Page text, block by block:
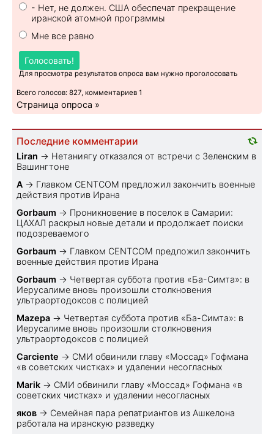
- Нет, не должен. США обеспечат прекращение
иранской атомной программы
Мне все равно
Голосовать!
Для просмотра результатов опроса вам нужно проголосовать
Всего голосов: 827, комментариев 1
Страница опроса »
Последние комментарии
Liran → Нетаниягу отказался от встречи с Зеленским в
Вашингтоне
A → Главком CENTCOM предложил закончить военные
действия против Ирана
Gorbaum → Проникновение в поселок в Самарии:
ЦАХАЛ раскрыл новые детали и продолжает поиски
подозреваемого
Gorbaum → Главком CENTCOM предложил закончить
военные действия против Ирана
Gorbaum → Четвертая суббота против «Ба-Симта»: в
Иерусалиме вновь произошли столкновения
ультраортодоксов с полицией
Mazepa → Четвертая суббота против «Ба-Симта»: в
Иерусалиме вновь произошли столкновения
ультраортодоксов с полицией
Carciente → СМИ обвинили главу «Моссад» Гофмана
«в советских чистках» и удалении несогласных
Marik → СМИ обвинили главу «Моссад» Гофмана «в
советских чистках» и удалении несогласных
яков → Семейная пара репатриантов из Ашкелона
работала на иранскую разведку